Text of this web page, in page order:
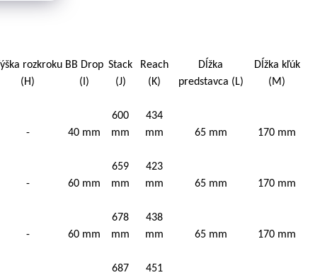
rozkroku
(H)
BB Drop
(I)
Stack
(J)
Reach
(K)
Dĺžka
predstavca (L)
Dĺžka kľúk
(M)
- 40 mm
600
mm
434
mm
65 mm 170 mm
- 60 mm
659
mm
423
mm
65 mm 170 mm
- 60 mm
678
mm
438
mm
65 mm 170 mm
687
451